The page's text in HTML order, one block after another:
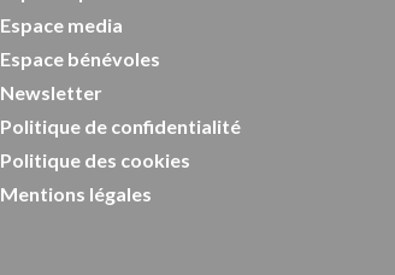
Espace media
Espace bénévoles
Newsletter
Politique de confidentialité
Politique des cookies
Mentions légales